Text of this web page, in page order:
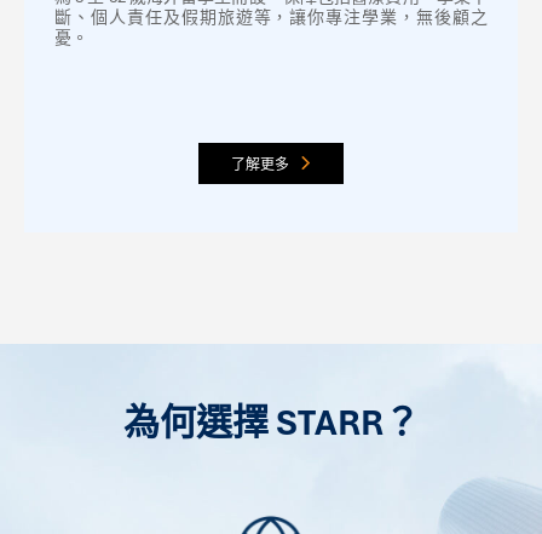
斷、個人責任及假期旅遊等，讓你專注學業，無後顧之
憂。
了解更多
為何選擇 STARR？